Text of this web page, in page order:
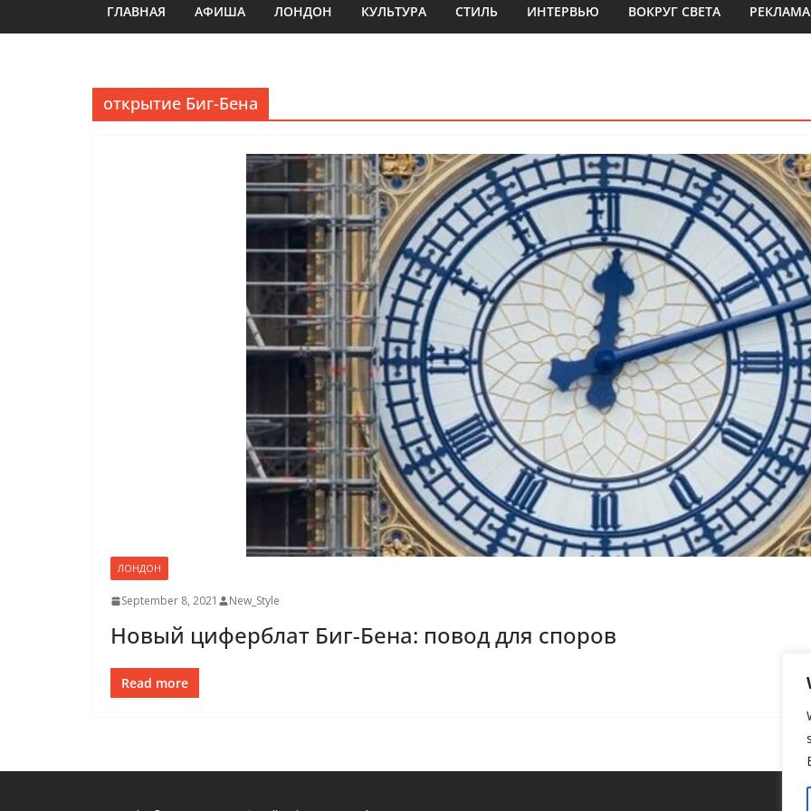
ГЛАВНАЯ АФИША ЛОНДОН КУЛЬТУРА СТИЛЬ ИНТЕРВЬЮ ВОКРУГ СВЕТА РЕКЛАМА
открытие Биг-Бена
ЛОНДОН
September 8, 2021 New_Style
Новый циферблат Биг-Бена: повод для споров
Read more